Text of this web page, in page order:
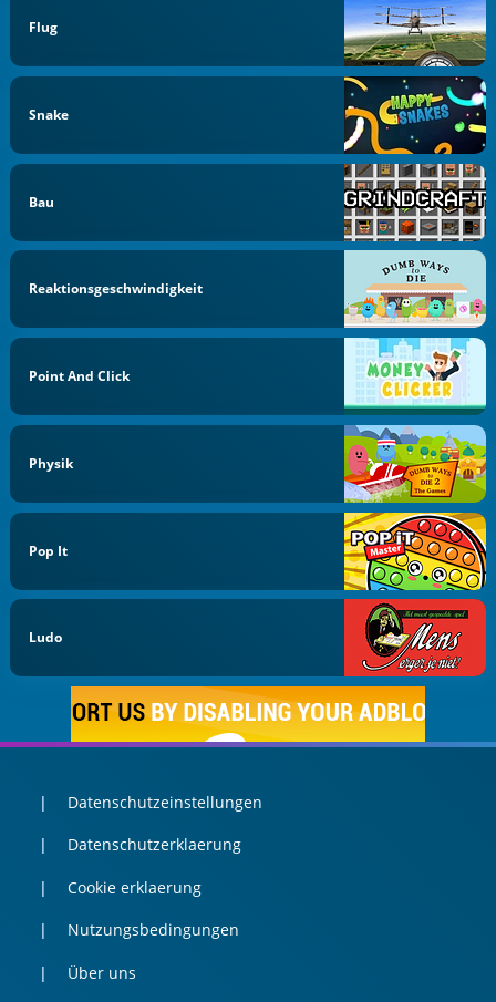
Flug
Snake
Bau
Reaktionsgeschwindigkeit
Point And Click
Physik
Pop It
Ludo
Datenschutzeinstellungen
Datenschutzerklaerung
Cookie erklaerung
Nutzungsbedingungen
Über uns